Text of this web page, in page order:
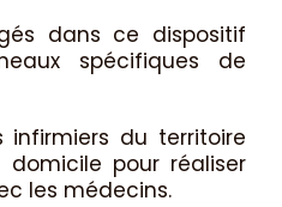
dans ce dispositif
spécifiques de
infirmiers du territoire
pour réaliser
les médecins.